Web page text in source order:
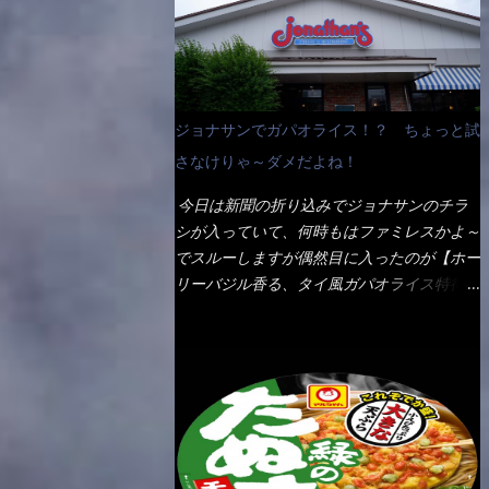
なんて見慣れないからねぇ～（コストがかか
る） 袋の裏側を見ると、韮とか卵の用意を
勧めている。 それなばらと冷蔵庫にあっ
た、黒豆モヤシ・韮・生卵を用意しました。
まず鍋1で湯を沸かし、麺を茹でる！ 小鍋
で別に湯を沸かし卵を溶きながら投入～ 次
にモヤシを入れて、粉末スープを投入！！
上がったら、丼へ入れてから小鍋のスープを
丼の中へ 最後に小鍋の具を上にかけ、韮の
葉の部分をドサッと乗せて調味油を入れて完
成です。 どうでしょう？ 見た目 Goodデ
イ・ノンスチーム製法で仕上げた、生めんに
近い風味のストレートめんです。 豚の旨味
に数種類の唐辛子、ニンニクを加えた辛さと
コクが凝縮された醤油ベースのスープです。
調味油に赤ラー油とごま油を使用することに
ペディアから・・・そうだろうな～笑 電子
レンジで弱めのワット（小生は500Wで3分
程度）温めてテーブルへ これ店舗の調理場
で、製造しているけど考えるに大き目のオー
ブン皿で焼いて、大凡の目安で小分けにして
いるようで、パックをよーく見たら表面のチ
ーズの乗り具合に結構な差が出ていた・・・
チーズに焦げ目が付いているのを、しっかり
確認し買うことをオススメします。（取り分
け量にも若干有り差がでてるだろう） 早速
タバスコを振りかけて食べてみると・・・結
使ってみたら、これが凄くうまくすくえるん
だよねぇ～（このスプーン当たりだね） 今
回新作のグラタンを頂きましたが、まずまず
の美味しさとダイソーのカレースプーンの。
すくい上げ力の良さを再度認識できました。
ジョナサンでガパオライス！？ ちょっと試
さなけりゃ～ダメだよね！
今日は新聞の折り込みでジョナサンのチラ
シが入っていて、何時もはファミレスかよ～
でスルーしますが偶然目に入ったのが【ホー
リーバジル香る、タイ風ガパオライス特得ク
て・・・今日じゃん！！ そこで近くのお店
へ・・・・ モーニング以外の通常メニュー
は、10:30以降に提供されるので10:40頃に店
内へ 私は基本的、どの店に行っても同じメ